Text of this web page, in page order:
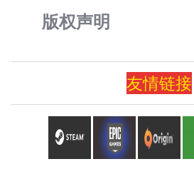
版权声明
友情链接